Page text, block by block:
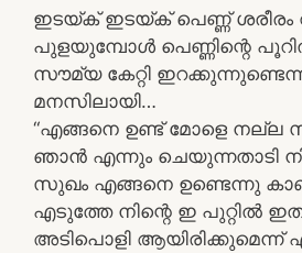
ഇടയ്ക് ഇടയ്ക് പെണ്ണ് ശരീരം
പുളയുമ്പോൾ പെണ്ണിന്റെ
സൗമ്യ കേറ്റി
മനസിലായി…
“എങ്ങനെ ഉണ്ട് മോളെ
ഞാൻ എന്നും ചെയുന്നതാടി
സുഖം എങ്ങനെ ഉണ്ടെന്നു
എടുത്തേ നിന്റെ ഇ പുറ്റിൽ
അടിപൊളി ആയിരിക്കുമെന്ന്